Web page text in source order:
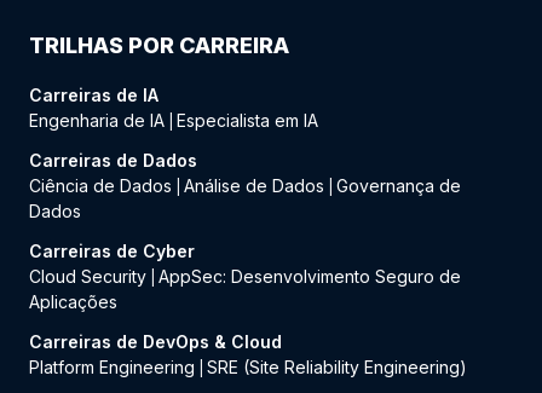
TRILHAS POR CARREIRA
Carreiras de IA
Engenharia de IA Especialista em IA
Carreiras de Dados
Ciência de Dados
Análise de Dados
Governança de
Dados
Carreiras de Cyber
Cloud Security AppSec: Desenvolvimento Seguro de
Aplicações
Carreiras de DevOps & Cloud
Platform Engineering
SRE (Site Reliability Engineering)